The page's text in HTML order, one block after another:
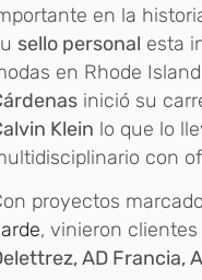
en la
sello personal esta
en Rhode
inició su
Klein lo que lo
con
proyectos
, vinieron
AD Francia,